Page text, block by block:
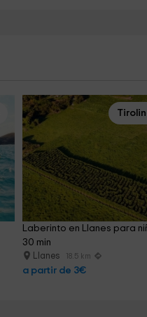
Laberinto en Llanes para
30 min
Llanes 18.5 km
a partir de 3€